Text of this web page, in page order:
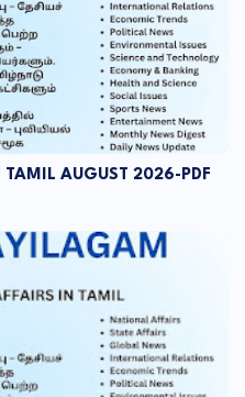
TAMIL AUGUST 2026-PDF